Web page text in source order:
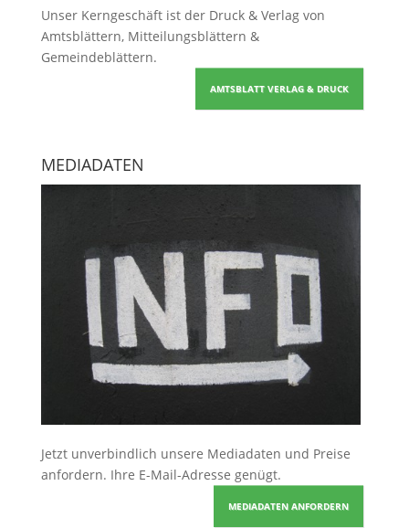
Unser Kerngeschäft ist der Druck & Verlag von
Amtsblättern, Mitteilungsblättern &
Gemeindeblättern.
AMTSBLATT VERLAG & DRUCK
MEDIADATEN
Jetzt unverbindlich unsere Mediadaten und Preise
anfordern. Ihre E-Mail-Adresse genügt.
MEDIADATEN ANFORDERN